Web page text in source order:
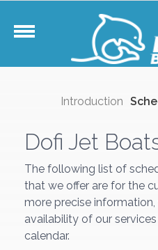
Introduction
Dofi Jet
The following list of
that we offer are for the
more precise
availability of our
calendar.